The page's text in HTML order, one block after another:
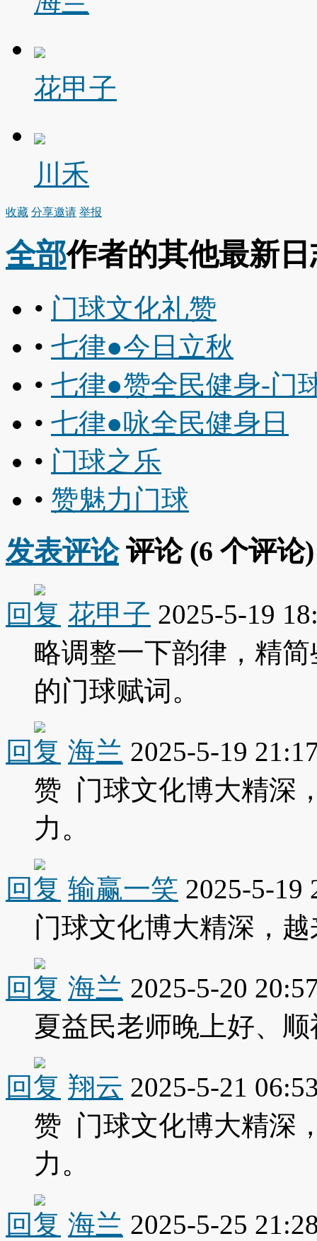
花甲子
川禾
收藏 分享邀请 举报
全部作者的其他最新日
• 门球文化礼赞
• 七律●今日立秋
• 七律●赞全民健身-门
• 七律●咏全民健身日
• 门球之乐
• 赞魅力门球
发表评论评论 (6 个评论)
回复 花甲子 2025-5-19
略调整一下韵律，精
的门球赋词。
回复 海兰 2025-5-19
赞 门球文化博大精深
力。
回复 输赢一笑 2025-5-19
门球文化博大精深，
回复 海兰 2025-5-20
夏益民老师晚上好、
回复 翔云 2025-5-21
赞 门球文化博大精深
力。
回复 海兰 2025-5-25